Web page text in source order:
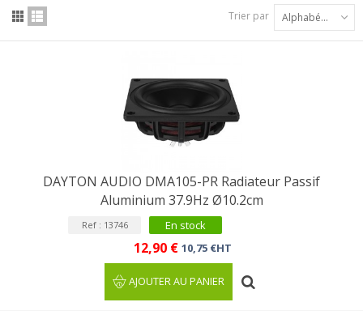
Trier par Alphabétique : A à Z
DAYTON AUDIO DMA105-PR Radiateur Passif
Aluminium 37.9Hz Ø10.2cm
Ref : 13746 En stock
12,90 € 10,75 €HT
AJOUTER AU PANIER